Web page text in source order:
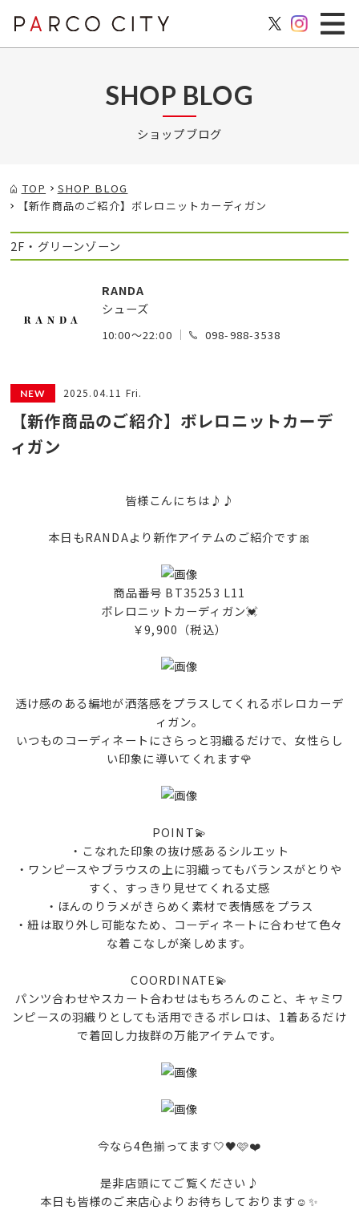
SHOP BLOG
ショップブログ
TOP
SHOP BLOG
【新作商品のご紹介】ボレロニットカーディガン
2F・グリーンゾーン
RANDA
シューズ
10:00～22:00 098-988-3538
2025.04.11 Fri.
【新作商品のご紹介】ボレロニットカーデ
ィガン
皆様こんにちは♪♪
本日もRANDAより新作アイテムのご紹介です🎀
商品番号 BT35253 L11
ボレロニットカーディガン💓
￥9,900（税込）
透け感のある編地が洒落感をプラスしてくれるボレロカーデ
ィガン。
いつものコーディネートにさらっと羽織るだけで、女性らし
い印象に導いてくれます🌹
POINT💫
・こなれた印象の抜け感あるシルエット
・ワンピースやブラウスの上に羽織ってもバランスがとりや
すく、すっきり見せてくれる丈感
・ほんのりラメがきらめく素材で表情感をプラス
・紐は取り外し可能なため、コーディネートに合わせて色々
な着こなしが楽しめます。
COORDINATE💫
パンツ合わせやスカート合わせはもちろんのこと、キャミワ
ンピースの羽織りとしても活用できるボレロは、1着あるだけ
で着回し力抜群の万能アイテムです。
今なら4色揃ってます🤍🖤🩷❤️
是非店頭にてご覧ください♪
本日も皆様のご来店心よりお待ちしております☺️✨